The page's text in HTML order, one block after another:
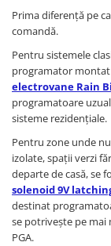
Prima diferență pe
comandă.
Pentru sistemele
programator montat
electrovane Rain
programatoare
sisteme rezidențiale.
Pentru zone unde
izolate, spații verzi
departe de casă, se
solenoid 9V
destinat
se potrivește pe mai
PGA.